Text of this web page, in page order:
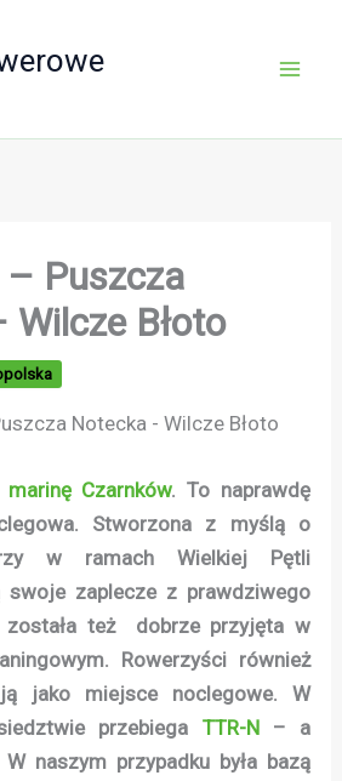
Puszcza
Błoto
marinę Czarnków.To naprawdę
Stworzona z myślą o
w ramach Wielkiej Pętli
swoje zaplecze z prawdziwego
została też dobrze przyjęta w
Rowerzyści również
jako miejsce noclegowe. W
przebiega TTR-N– a
W naszym przypadku była bazą